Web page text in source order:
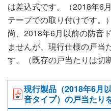
は差込式です。（2018年6
テープでの取り付けです。）
尚、2018年6月以前の防音
ませんが、現行仕様の戸当
す。（既存の戸当たりは切
現行製品（2018年6月
音タイプ）の戸当たり